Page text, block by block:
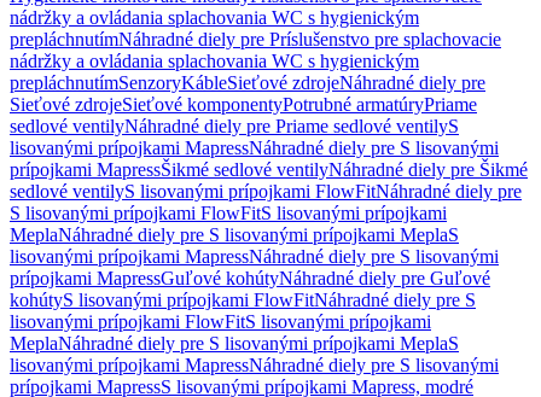
nádržky a ovládania splachovania WC s hygienickým
prepláchnutímNáhradné diely pre Príslušenstvo pre splachovacie
nádržky a ovládania splachovania WC s hygienickým
prepláchnutímSenzoryKábleSieťové zdrojeNáhradné diely pre
Sieťové zdrojeSieťové komponentyPotrubné armatúryPriame
sedlové ventilyNáhradné diely pre Priame sedlové ventilyS
lisovanými prípojkami MapressNáhradné diely pre S lisovanými
prípojkami MapressŠikmé sedlové ventilyNáhradné diely pre Šikmé
sedlové ventilyS lisovanými prípojkami FlowFitNáhradné diely pre
S lisovanými prípojkami FlowFitS lisovanými prípojkami
MeplaNáhradné diely pre S lisovanými prípojkami MeplaS
lisovanými prípojkami MapressNáhradné diely pre S lisovanými
prípojkami MapressGuľové kohútyNáhradné diely pre Guľové
kohútyS lisovanými prípojkami FlowFitNáhradné diely pre S
lisovanými prípojkami FlowFitS lisovanými prípojkami
MeplaNáhradné diely pre S lisovanými prípojkami MeplaS
lisovanými prípojkami MapressNáhradné diely pre S lisovanými
prípojkami MapressS lisovanými prípojkami Mapress, modré